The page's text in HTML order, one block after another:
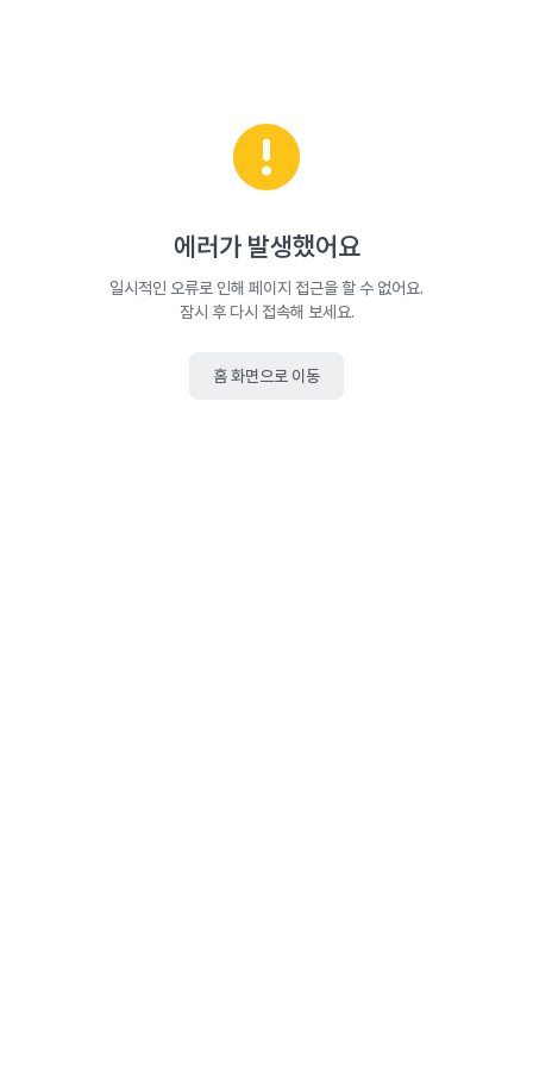
에러가 발생했어요
일시적인 오류로 인해 페이지 접근을 할 수 없어요.
잠시 후 다시 접속해 보세요.
홈 화면으로 이동